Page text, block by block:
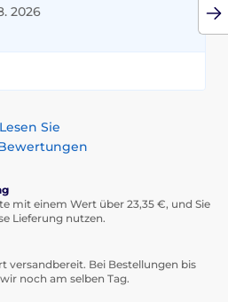
2026
Lesen Sie
mit einem Wert über 23,35 €, und Sie
Lieferung nutzen.
versandbereit. Bei Bestellungen bis
noch am selben Tag.